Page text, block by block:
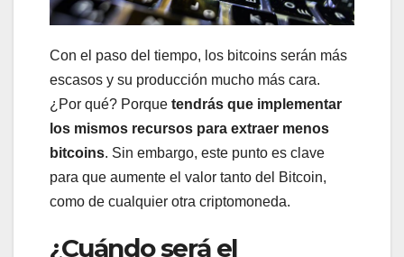
Con el paso del tiempo, los bitcoins serán más
escasos y su producción mucho más cara.
¿Por qué? Porque tendrás que implementar
los mismos recursos para extraer menos
bitcoins. Sin embargo, este punto es clave
para que aumente el valor tanto del Bitcoin,
como de cualquier otra criptomoneda.
¿Cuándo será el